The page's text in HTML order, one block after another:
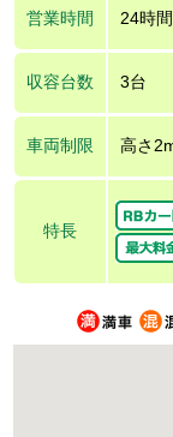
営業時間 24時間
収容台数 3台
車両制限 高さ
特長